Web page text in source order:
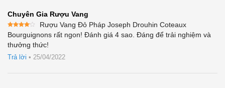
Chuyên Gia Rượu Vang
Được
xếp
hạng4
Rượu Vang Đỏ Pháp Joseph Drouhin Coteaux
Bourguignons rất ngon! Đánh giá 4 sao. Đáng để trải nghiệm và
thưởng thức!
Trả lời • 25/04/2022